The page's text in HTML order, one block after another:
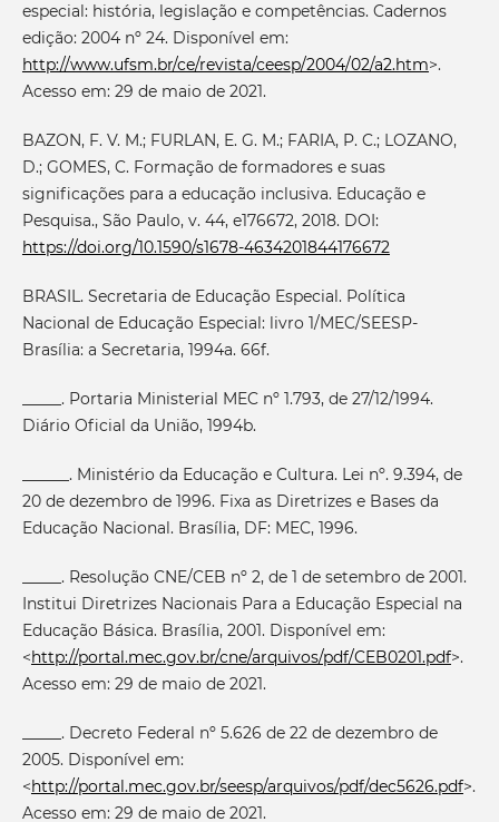
especial: história, legislação e competências. Cadernos
edição: 2004 nº 24. Disponível em:
http://www.ufsm.br/ce/revista/ceesp/2004/02/a2.htm>.
Acesso em: 29 de maio de 2021.
BAZON, F. V. M.; FURLAN, E. G. M.; FARIA, P. C.; LOZANO,
D.; GOMES, C. Formação de formadores e suas
significações para a educação inclusiva. Educação e
Pesquisa., São Paulo, v. 44, e176672, 2018. DOI:
https://doi.org/10.1590/s1678-4634201844176672
BRASIL. Secretaria de Educação Especial. Política
Nacional de Educação Especial: livro 1/MEC/SEESP-
Brasília: a Secretaria, 1994a. 66f.
_____. Portaria Ministerial MEC nº 1.793, de 27/12/1994.
Diário Oficial da União, 1994b.
______. Ministério da Educação e Cultura. Lei nº. 9.394, de
20 de dezembro de 1996. Fixa as Diretrizes e Bases da
Educação Nacional. Brasília, DF: MEC, 1996.
_____. Resolução CNE/CEB nº 2, de 1 de setembro de 2001.
Institui Diretrizes Nacionais Para a Educação Especial na
Educação Básica. Brasília, 2001. Disponível em:
<http://portal.mec.gov.br/cne/arquivos/pdf/CEB0201.pdf>.
Acesso em: 29 de maio de 2021.
_____. Decreto Federal nº 5.626 de 22 de dezembro de
2005. Disponível em:
<http://portal.mec.gov.br/seesp/arquivos/pdf/dec5626.pdf>.
Acesso em: 29 de maio de 2021.